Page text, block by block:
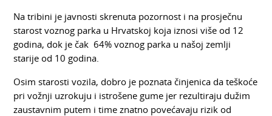
Na tribini je javnosti skrenuta pozornost i na prosječnu
starost voznog parka u Hrvatskoj koja iznosi više od 12
godina, dok je čak 64% voznog parka u našoj zemlji
starije od 10 godina.
Osim starosti vozila, dobro je poznata činjenica da teškoće
pri vožnji uzrokuju i istrošene gume jer rezultiraju dužim
zaustavnim putem i time znatno povećavaju rizik od